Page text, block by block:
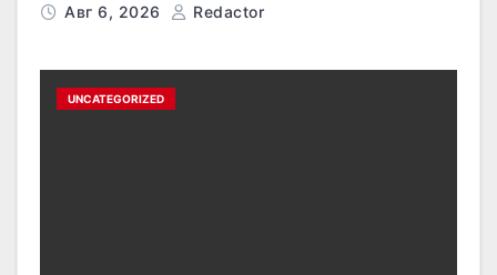
Авг 6, 2026 Redactor
UNCATEGORIZED